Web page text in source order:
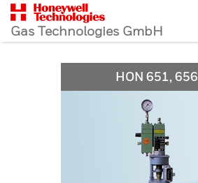
HON 651, 656
Gas Technologies GmbH